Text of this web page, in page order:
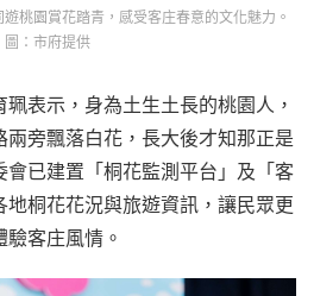
桃園賞花踏青，感受客庄春意的文化魅力。
圖：市府提供
表示，身為土生土長的桃園人，
旁飄落白花，長大後才知那正是
已建置「桐花監測平台」及「客
桐花花況與旅遊資訊，讓民眾更
客庄風情。